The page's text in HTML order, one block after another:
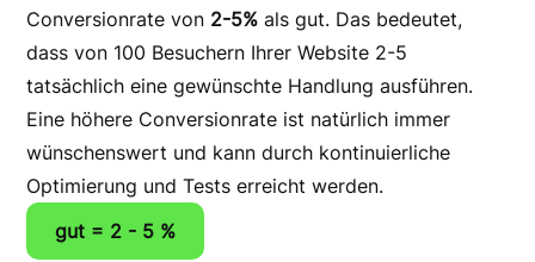
Conversionrate von 2-5% als gut. Das bedeutet,
dass von 100 Besuchern Ihrer Website 2-5
tatsächlich eine gewünschte Handlung ausführen.
Eine höhere Conversionrate ist natürlich immer
wünschenswert und kann durch kontinuierliche
Optimierung und Tests erreicht werden.
gut = 2 - 5 %